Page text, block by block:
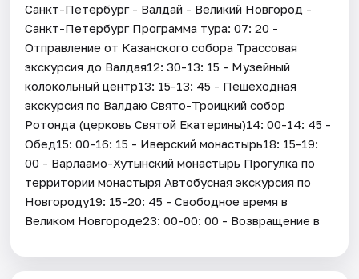
Санкт-Петербург - Валдай - Великий Новгород -
Санкт-Петербург Программа тура: 07: 20 -
Отправление от Казанского собора Трассовая
экскурсия до Валдая12: 30-13: 15 - Музейный
колокольный центр13: 15-13: 45 - Пешеходная
экскурсия по Валдаю Свято-Троицкий собор
Ротонда (церковь Святой Екатерины)14: 00-14: 45 -
Обед15: 00-16: 15 - Иверский монастырь18: 15-19:
00 - Варлаамо-Хутынский монастырь Прогулка по
территории монастыря Автобусная экскурсия по
Новгороду19: 15-20: 45 - Свободное время в
Великом Новгороде23: 00-00: 00 - Возвращение в